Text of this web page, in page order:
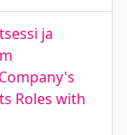
ja
Roles with